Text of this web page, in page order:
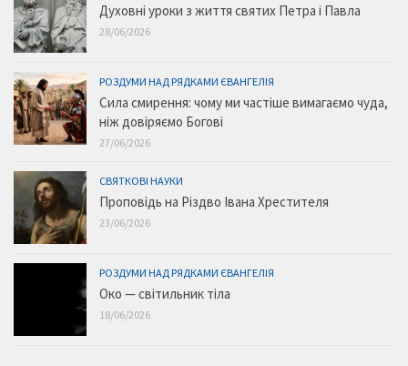
Духовні уроки з життя святих Петра і Павла
28/06/2026
РОЗДУМИ НАД РЯДКАМИ ЄВАНГЕЛІЯ
Сила смирення: чому ми частіше вимагаємо чуда,
ніж довіряємо Богові
27/06/2026
СВЯТКОВІ НАУКИ
Проповідь на Різдво Івана Хрестителя
23/06/2026
РОЗДУМИ НАД РЯДКАМИ ЄВАНГЕЛІЯ
Око — світильник тіла
18/06/2026